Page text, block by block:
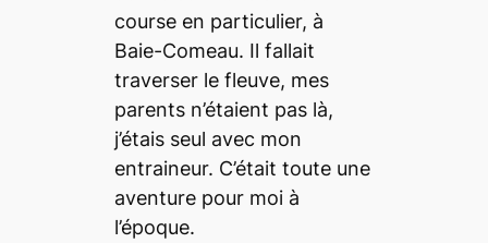
course en particulier, à
Baie-Comeau. Il fallait
traverser le fleuve, mes
parents n’étaient pas là,
j’étais seul avec mon
entraineur. C’était toute une
aventure pour moi à
l’époque.